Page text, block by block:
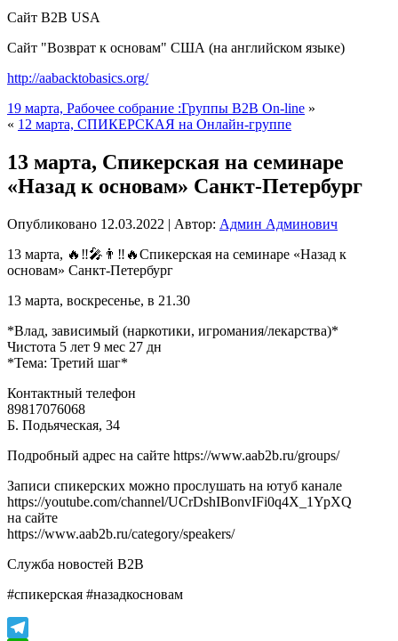
Сайт B2B USA
Сайт "Возврат к основам" США (на английском языке)
http://aabacktobasics.org/
19 марта, Рабочее собрание :Группы В2В On-line »
« 12 марта, СПИКЕРСКАЯ на Онлайн-группе
13 марта, Спикерская на семинаре
«Назад к основам» Санкт-Петербург
Опубликовано 12.03.2022 | Автор: Админ Админович
13 марта, 🔥‼🎤👨‼🔥Спикерская на семинаре «Назад к
основам» Санкт-Петербург
13 марта, воскресенье, в 21.30
*Влад, зависимый (наркотики, игромания/лекарства)*
Чистота 5 лет 9 мес 27 дн
*Тема: Третий шаг*
Контактный телефон
89817076068
Б. Подьяческая, 34
Подробный адрес на сайте https://www.aab2b.ru/groups/
Записи спикерских можно прослушать на ютуб канале
https://youtube.com/channel/UCrDshIBonvIFi0q4X_1YpXQ
на сайте
https://www.aab2b.ru/category/speakers/
Служба новостей В2В
#спикерская #назадкосновам